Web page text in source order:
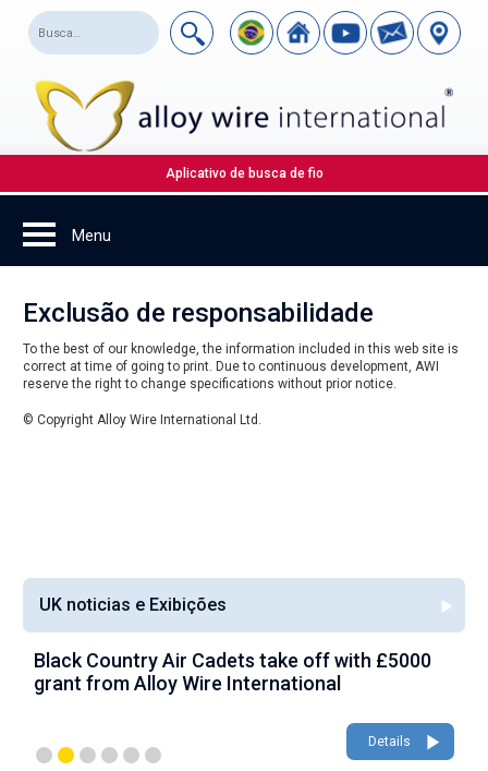
Aplicativo de busca de fio
Exclusão de responsabilidade
To the best of our knowledge, the information included in this web site is
correct at time of going to print. Due to continuous development, AWI
reserve the right to change specifications without prior notice.
© Copyright Alloy Wire International Ltd.
UK noticias e Exibições
Black Country Air Cadets take off with £5000
grant from Alloy Wire International
Details